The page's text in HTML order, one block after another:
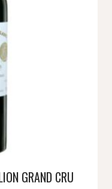
GRAND CRU